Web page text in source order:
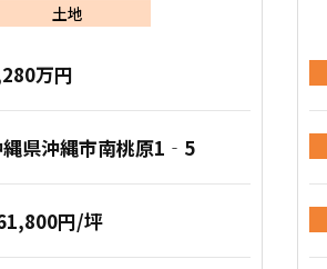
土地
万円
県沖縄市南桃原1‐5
円/坪